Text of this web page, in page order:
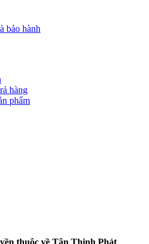
bảo hành
hàng
phẩm